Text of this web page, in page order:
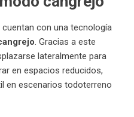
con una tecnología
. Gracias a este
lateralmente para
en espacios reducidos,
en escenarios todoterreno